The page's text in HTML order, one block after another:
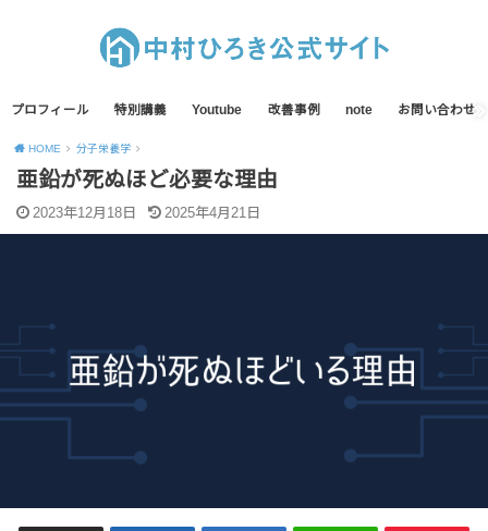
プロフィール 特別講義 Youtube 改善事例 note お問い合わせ
HOME 分子栄養学
亜鉛が死ぬほど必要な理由
2023年12月18日 2025年4月21日